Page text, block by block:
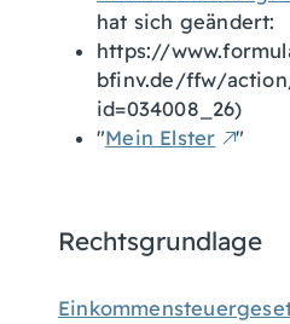
hat sich geändert:
https://
bfinv.de/ffw/
id=034008_26)
"Mein Elster "
Rechtsgrundlage